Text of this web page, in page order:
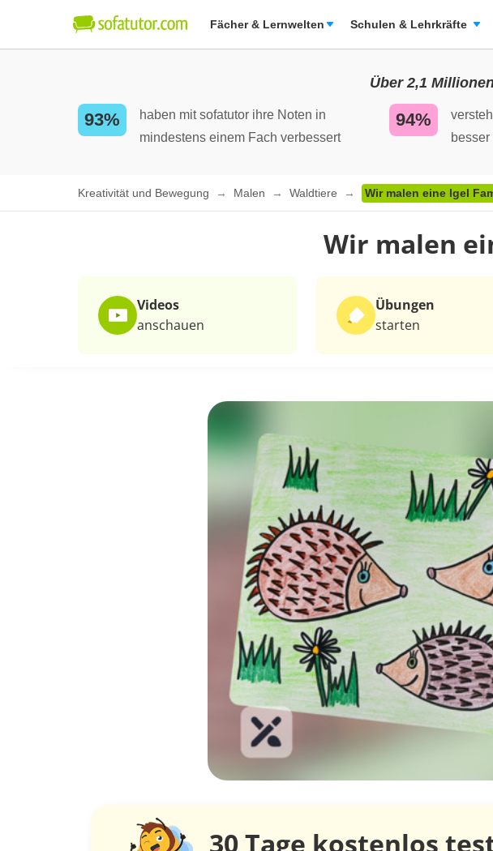
Fächer & Lernwelten Schulen & Lehrkräfte
Über 2,1
93%
haben mit sofatutor ihre Noten in
mindestens einem Fach verbessert
94%
besser
Kreativität und Bewegung Malen Waldtiere Wir malen eine Igel
Wir malen
Videos
anschauen
Übungen
starten
30 Tage kostenlos